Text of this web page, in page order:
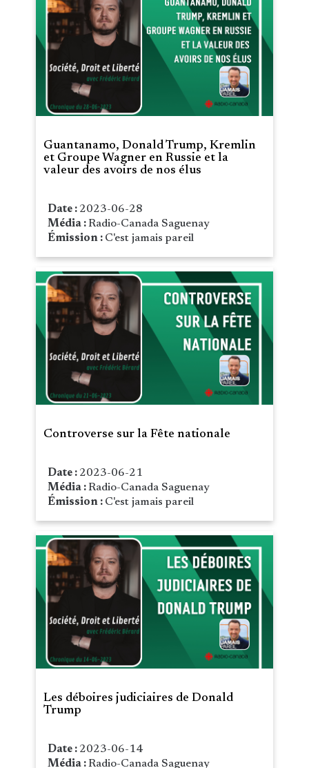
Guantanamo, Donald Trump, Kremlin
et Groupe Wagner en Russie et la
valeur des avoirs de nos élus
Date : 2023-06-28
Média :Radio-Canada Saguenay
Émission : C'est jamais pareil
Controverse sur la Fête nationale
Date : 2023-06-21
Média :Radio-Canada Saguenay
Émission : C'est jamais pareil
Les déboires judiciaires de Donald
Trump
Date : 2023-06-14
Média :Radio-Canada Saguenay